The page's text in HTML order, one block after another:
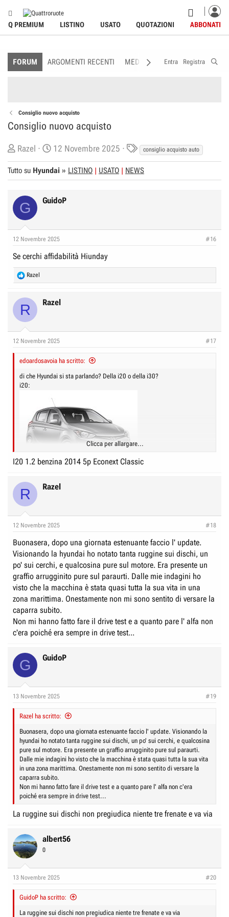
Q PREMIUM LISTINO USATO QUOTAZIONI ABBONATI
FORUM ARGOMENTI RECENTI MEDIA MEMBRI
Entra Registra
Consiglio nuovo acquisto
Consiglio nuovo acquisto
C
r
e
t
o
r
e
i
s
c
s
i
o
n
Razel
D
a
t
d
n
z
o
12 Novembre 2025
T
a
g
consiglio acquisto auto
Tutto su Hyundai » LISTINO USATO NEWS
G GuidoP
12 Novembre 2025 #16
Se cerchi affidabilità Hiunday
R
e
t
s
Razel
R Razel
12 Novembre 2025 #17
edoardosavoia ha scritto:
di che Hyundai si sta parlando? Della i20 o della i30?
i20:
i30:
La i30 è una segmento C come la l'Alfa Giulietta.
La i20 è una segmento B come l'Alfa MiTo.
Clicca per allargare...
I20 1.2 benzina 2014 5p Econext Classic
R Razel
12 Novembre 2025 #18
Buonasera, dopo una giornata estenuante faccio l' update.
Visionando la hyundai ho notato tanta ruggine sui dischi, un
po' sui cerchi, e qualcosina pure sul motore. Era presente un
graffio arrugginito pure sul paraurti. Dalle mie indagini ho
visto che la macchina è stata quasi tutta la sua vita in una
zona marittima. Onestamente non mi sono sentito di versare la
caparra subito.
Non mi hanno fatto fare il drive test e a quanto pare l' alfa non
c'era poiché era sempre in drive test...
G GuidoP
13 Novembre 2025 #19
Razel ha scritto:
Buonasera, dopo una giornata estenuante faccio l' update. Visionando la
hyundai ho notato tanta ruggine sui dischi, un po' sui cerchi, e qualcosina
pure sul motore. Era presente un graffio arrugginito pure sul paraurti.
Dalle mie indagini ho visto che la macchina è stata quasi tutta la sua vita
in una zona marittima. Onestamente non mi sono sentito di versare la
caparra subito.
Non mi hanno fatto fare il drive test e a quanto pare l' alfa non c'era
poiché era sempre in drive test...
La ruggine sui dischi non pregiudica niente tre frenate e va via
albert56
0
13 Novembre 2025 #20
GuidoP ha scritto:
La ruggine sui dischi non pregiudica niente tre frenate e va via